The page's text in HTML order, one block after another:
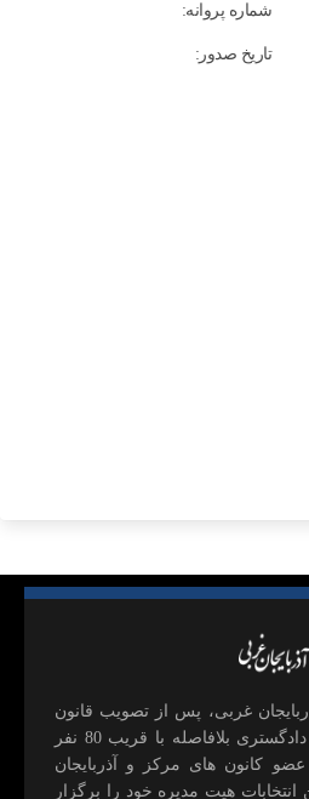
شماره پروانه:
تاریخ صدور:
غربی، پس از تصويب قانون
كيفيت اخذ پروانه وكالت دادگستری بلافاصله با قريب 80 نفر
كانون های مركز و آذربايجان
1376/07/20 اولين انتخابات هيت مديره خود را برگزار